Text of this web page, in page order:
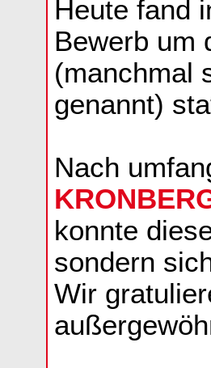
Heute fand
Bewerb um
(manchmal
genannt)
Nach
konnte
sondern
Wir